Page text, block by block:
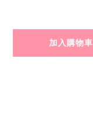
加入購物車